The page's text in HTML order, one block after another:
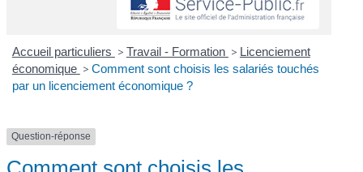
Accueil particuliers > Travail - Formation > Licenciement
économique > Comment sont choisis les salariés touchés
par un licenciement économique ?
Question-réponse